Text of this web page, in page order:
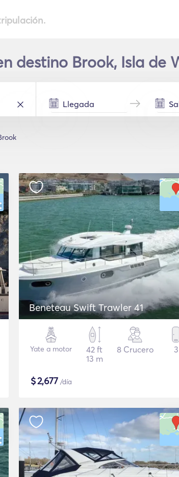
destino Brook, Isla de
Beneteau Swift Trawler 41
Yate a motor
42 ft
13 m
8 Crucero 3
$2,677 /día